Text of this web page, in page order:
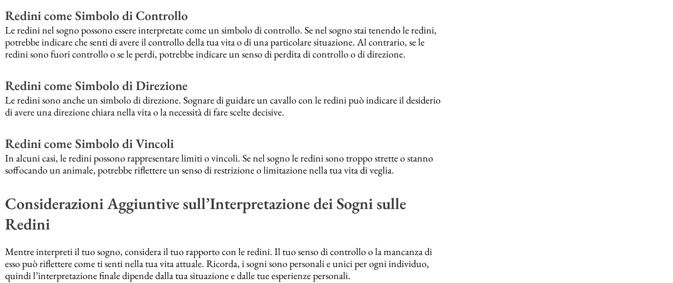
Redini come Simbolo di Controllo
Le redini nel sogno possono essere interpretate come un simbolo di controllo. Se nel sogno stai tenendo le redini,
potrebbe indicare che senti di avere il controllo della tua vita o di una particolare situazione. Al contrario, se le
redini sono fuori controllo o se le perdi, potrebbe indicare un senso di perdita di controllo o di direzione.
Redini come Simbolo di Direzione
Le redini sono anche un simbolo di direzione. Sognare di guidare un cavallo con le redini può indicare il desiderio
di avere una direzione chiara nella vita o la necessità di fare scelte decisive.
Redini come Simbolo di Vincoli
In alcuni casi, le redini possono rappresentare limiti o vincoli. Se nel sogno le redini sono troppo strette o stanno
soffocando un animale, potrebbe riflettere un senso di restrizione o limitazione nella tua vita di veglia.
Considerazioni Aggiuntive sull’Interpretazione dei Sogni sulle
Redini
Mentre interpreti il tuo sogno, considera il tuo rapporto con le redini. Il tuo senso di controllo o la mancanza di
esso può riflettere come ti senti nella tua vita attuale. Ricorda, i sogni sono personali e unici per ogni individuo,
quindi l’interpretazione finale dipende dalla tua situazione e dalle tue esperienze personali.